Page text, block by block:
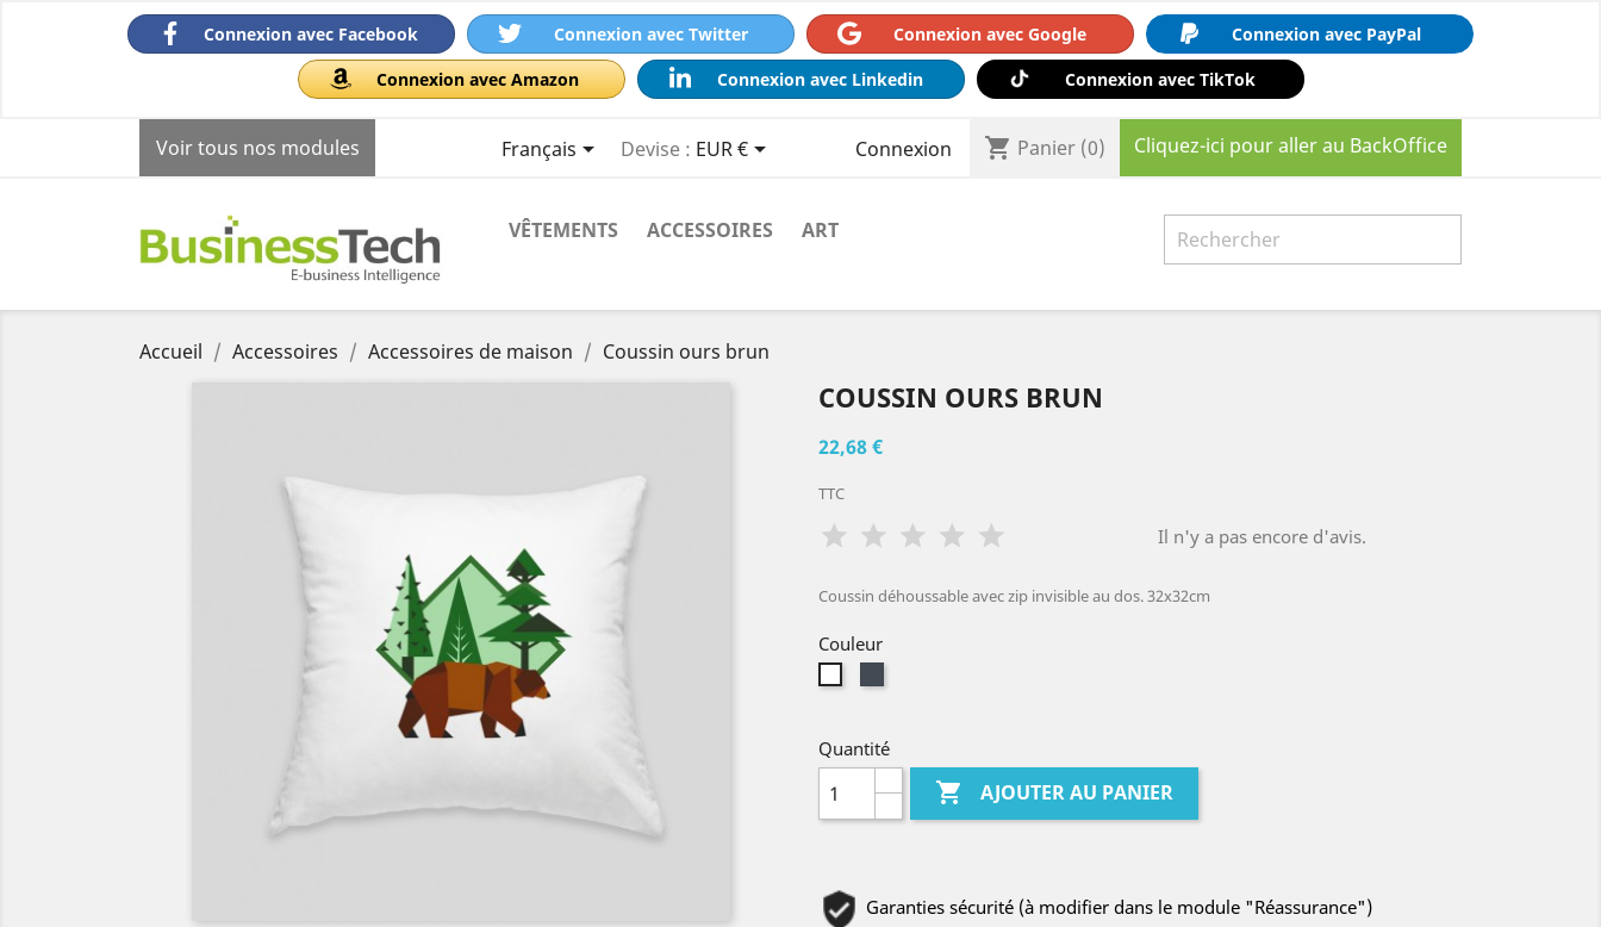
Connexion avec Facebook Connexion avec Twitter Connexion avec Google
Connexion avec PayPal
Connexion avec Amazon
Connexion avec Linkedin Connexion avec TikTok
Voir tous nos modules Français Devise : EUR € Connexion shopping_cart Panier (0) Cliquez-ici pour aller au BackOffice
VÊTEMENTS ACCESSOIRES ART
Accueil Accessoires Accessoires de maison Coussin ours brun
COUSSIN OURS BRUN
22,68 €
TTC
Il n'y a pas encore d'avis.
Coussin déhoussable avec zip invisible au dos. 32x32cm
Couleur
Quantité
 AJOUTER AU PANIER
Garanties sécurité (à modifier dans le module "Réassurance")